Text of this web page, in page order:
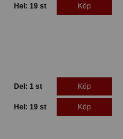
Hel: 19 st Köp
Del: 1 st Köp
Hel: 19 st Köp